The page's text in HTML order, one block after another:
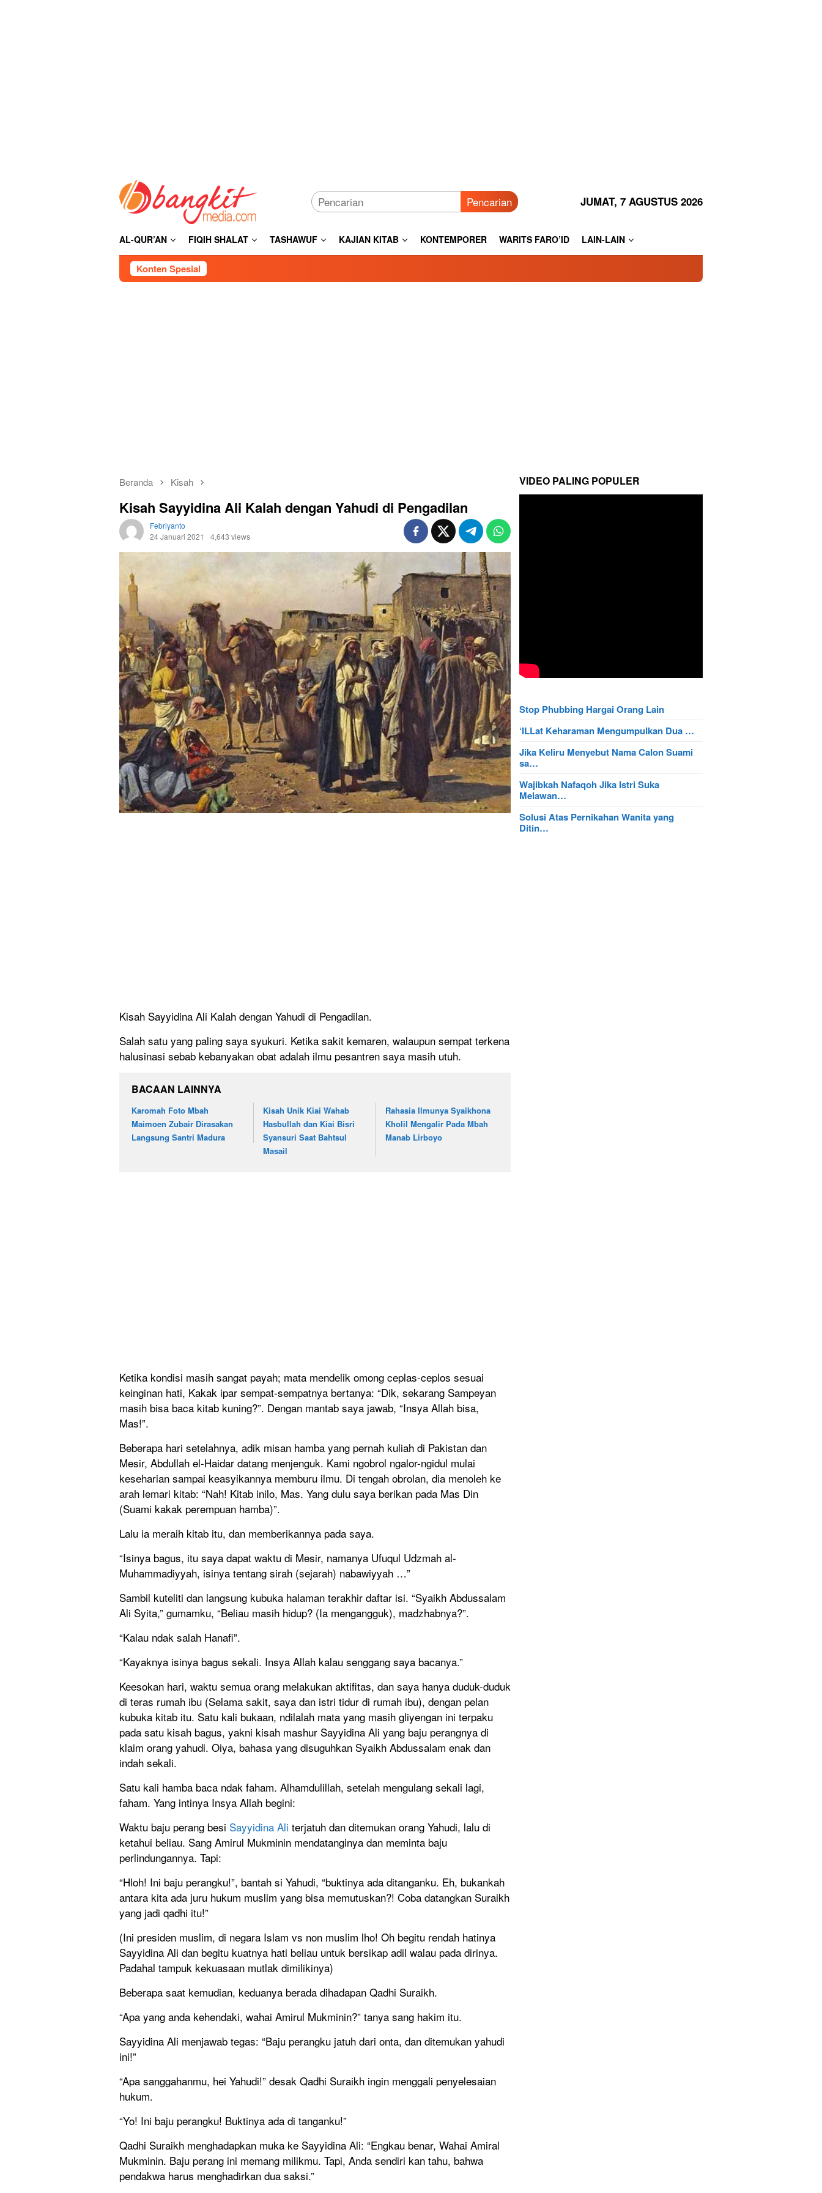
Pencarian JUMAT, 7 AGUSTUS 2026
AL-QUR’AN FIQIH SHALAT TASHAWUF KAJIAN KITAB KONTEMPORER WARITS FARO’ID LAIN-LAIN
Konten Spesial
Beranda Kisah
Kisah Sayyidina Ali Kalah dengan Yahudi di Pengadilan
Febriyanto
24 Januari 2021
4,643 views
Kisah Sayyidina Ali Kalah dengan Yahudi di Pengadilan.
Salah satu yang paling saya syukuri. Ketika sakit kemaren, walaupun sempat terkena
halusinasi sebab kebanyakan obat adalah ilmu pesantren saya masih utuh.
BACAAN LAINNYA
Karomah Foto Mbah
Maimoen Zubair Dirasakan
Langsung Santri Madura
Kisah Unik Kiai Wahab
Hasbullah dan Kiai Bisri
Syansuri Saat Bahtsul
Masail
Rahasia Ilmunya Syaikhona
Kholil Mengalir Pada Mbah
Manab Lirboyo
Ketika kondisi masih sangat payah; mata mendelik omong ceplas-ceplos sesuai
keinginan hati, Kakak ipar sempat-sempatnya bertanya: “Dik, sekarang Sampeyan
masih bisa baca kitab kuning?”. Dengan mantab saya jawab, “Insya Allah bisa,
Mas!”.
Beberapa hari setelahnya, adik misan hamba yang pernah kuliah di Pakistan dan
Mesir, Abdullah el-Haidar datang menjenguk. Kami ngobrol ngalor-ngidul mulai
keseharian sampai keasyikannya memburu ilmu. Di tengah obrolan, dia menoleh ke
arah lemari kitab: “Nah! Kitab inilo, Mas. Yang dulu saya berikan pada Mas Din
(Suami kakak perempuan hamba)”.
Lalu ia meraih kitab itu, dan memberikannya pada saya.
“Isinya bagus, itu saya dapat waktu di Mesir, namanya Ufuqul Udzmah al-
Muhammadiyyah, isinya tentang sirah (sejarah) nabawiyyah …”
Sambil kuteliti dan langsung kubuka halaman terakhir daftar isi. “Syaikh Abdussalam
Ali Syita,” gumamku, “Beliau masih hidup? (Ia mengangguk), madzhabnya?”.
“Kalau ndak salah Hanafi”.
“Kayaknya isinya bagus sekali. Insya Allah kalau senggang saya bacanya.”
Keesokan hari, waktu semua orang melakukan aktifitas, dan saya hanya duduk-duduk
di teras rumah ibu (Selama sakit, saya dan istri tidur di rumah ibu), dengan pelan
kubuka kitab itu. Satu kali bukaan, ndilalah mata yang masih gliyengan ini terpaku
pada satu kisah bagus, yakni kisah mashur Sayyidina Ali yang baju perangnya di
klaim orang yahudi. Oiya, bahasa yang disuguhkan Syaikh Abdussalam enak dan
indah sekali.
Satu kali hamba baca ndak faham. Alhamdulillah, setelah mengulang sekali lagi,
faham. Yang intinya Insya Allah begini:
Waktu baju perang besi Sayyidina Ali terjatuh dan ditemukan orang Yahudi, lalu di
ketahui beliau. Sang Amirul Mukminin mendatanginya dan meminta baju
perlindungannya. Tapi:
“Hloh! Ini baju perangku!”, bantah si Yahudi, “buktinya ada ditanganku. Eh, bukankah
antara kita ada juru hukum muslim yang bisa memutuskan?! Coba datangkan Suraikh
yang jadi qadhi itu!”
(Ini presiden muslim, di negara Islam vs non muslim lho! Oh begitu rendah hatinya
Sayyidina Ali dan begitu kuatnya hati beliau untuk bersikap adil walau pada dirinya.
Padahal tampuk kekuasaan mutlak dimilikinya)
Beberapa saat kemudian, keduanya berada dihadapan Qadhi Suraikh.
“Apa yang anda kehendaki, wahai Amirul Mukminin?” tanya sang hakim itu.
Sayyidina Ali menjawab tegas: “Baju perangku jatuh dari onta, dan ditemukan yahudi
ini!”
“Apa sanggahanmu, hei Yahudi!” desak Qadhi Suraikh ingin menggali penyelesaian
hukum.
“Yo! Ini baju perangku! Buktinya ada di tanganku!”
Qadhi Suraikh menghadapkan muka ke Sayyidina Ali: “Engkau benar, Wahai Amiral
Mukminin. Baju perang ini memang milikmu. Tapi, Anda sendiri kan tahu, bahwa
pendakwa harus menghadirkan dua saksi.”
VIDEO PALING POPULER
Stop Phubbing Hargai Orang Lain
‘ILLat Keharaman Mengumpulkan Dua …
Jika Keliru Menyebut Nama Calon Suami
sa…
Wajibkah Nafaqoh Jika Istri Suka
Melawan…
Solusi Atas Pernikahan Wanita yang
Ditin…